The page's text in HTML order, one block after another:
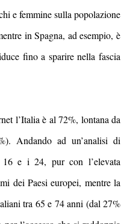
e femmine sulla popolazione
in Spagna, ad esempio, è
fino a sparire nella fascia
l’Italia è al 72%, lontana da
Andando ad un’analisi di
e i 24, pur con l’elevata
dei Paesi europei, mentre la
tra 65 e 74 anni (dal 27%